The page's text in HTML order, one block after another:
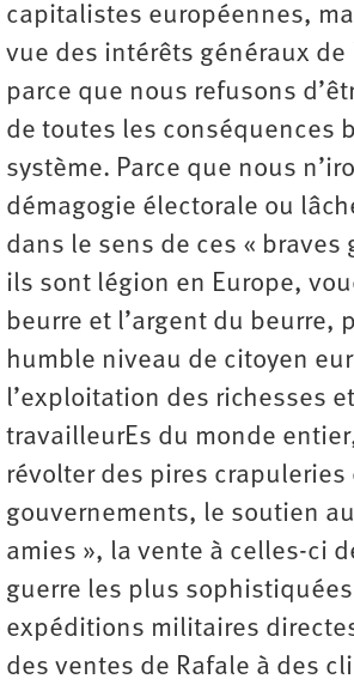
capitalistes européennes,
vue des intérêts généraux de
parce que nous refusons
de toutes les conséquences
système. Parce que nous
démagogie électorale ou
dans le sens de ces « braves
ils sont légion en Europe,
beurre et l’argent du beurre,
humble niveau de citoyen
l’exploitation des richesses
travailleurEs du monde
révolter des pires crapuleries
gouvernements, le soutien
amies », la vente à celles-ci
guerre les plus
expéditions militaires
des ventes de Rafale à des